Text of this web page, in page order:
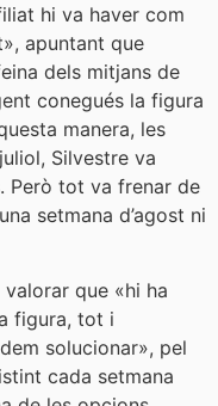
hi va haver com
apuntant que
dels mitjans de
conegués la figura
manera, les
Silvestre va
Però tot va frenar de
setmana d’agost ni
que «hi ha
figura, tot i
solucionar», pel
cada setmana